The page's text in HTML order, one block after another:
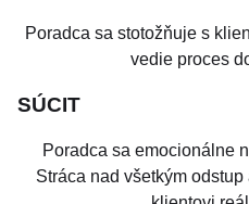
Poradca sa stotožňuje s
vedie proces
SÚCIT
Poradca sa emocionálne
Stráca nad všetkým